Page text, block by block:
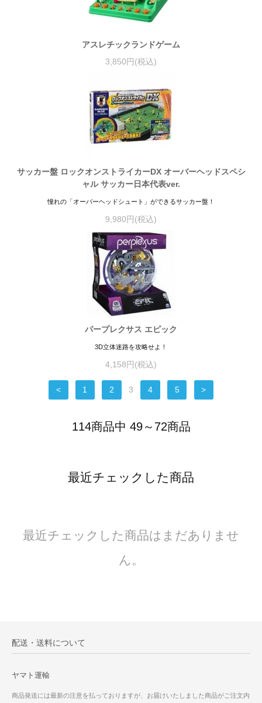
アスレチックランドゲーム
3,850円(税込)
サッカー盤 ロックオンストライカーDX オーバーヘッドスペシ
ャル サッカー日本代表ver.
憧れの「オーバーヘッドシュート」ができるサッカー盤！
9,980円(税込)
パープレクサス エピック
3D立体迷路を攻略せよ！
4,158円(税込)
< 1 2 3 4 5 >
114商品中 49～72商品
最近チェックした商品
最近チェックした商品はまだありませ
ん。
配送・送料について
ヤマト運輸
商品発送には最新の注意を払っておりますが、お届けいたしました商品がご注文内